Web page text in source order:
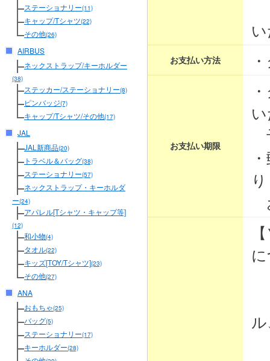
ステーショナリー(11)
キャップ/Tシャツ(22)
その他(26)
AIRBUS
ネックストラップ/キーホルダー
(38)
ステッカー/ステーショナリー(8)
ピンバッジ(7)
キャップ/Tシャツ/その他(17)
JAL
JAL新商品(20)
トラベル＆バッグ(38)
ステーショナリー(57)
ネックストラップ・キーホルダ
ー(24)
アパレル[Tシャツ・キャップ等]
(12)
和小物(4)
タオル(22)
キッズ[TOY/Tシャツ](23)
その他(27)
ANA
おもちゃ(25)
バッグ(5)
ステーショナリー(17)
キーホルダー(28)
お支払い方法
お支払い期限